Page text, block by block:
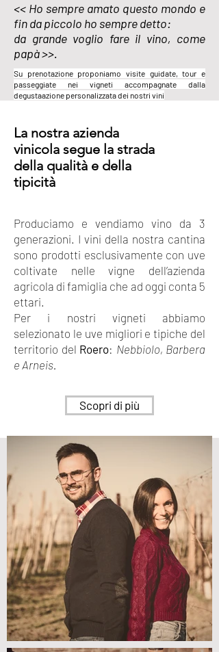
<< Ho sempre amato questo mondo e
fin da piccolo ho sempre detto:
da grande voglio fare il vino, come
papà >>.
Su prenotazione proponiamo visite guidate, tour e
passeggiate nei vigneti accompagnate dalla
degustaazione personalizzata dei nostri vini
La nostra azienda
vinicola segue la strada
della qualità e della
tipicità
Produciamo e vendiamo vino da 3
generazioni. I vini della nostra cantina
sono prodotti esclusivamente con uve
coltivate nelle vigne dell’azienda
agricola di famiglia che ad oggi conta 5
ettari.
Per i nostri vigneti abbiamo
selezionato le uve migliori e tipiche del
territorio del Roero: Nebbiolo, Barbera
e Arneis.
Scopri di più